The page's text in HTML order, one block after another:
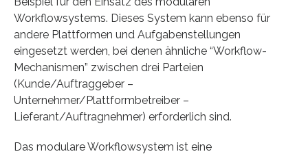
Workflowsystems. Dieses System kann ebenso für
andere Plattformen und Aufgabenstellungen
eingesetzt werden, bei denen ähnliche “Workflow-
Mechanismen” zwischen drei Parteien
(Kunde/Auftraggeber –
Unternehmer/Plattformbetreiber –
Lieferant/Auftragnehmer) erforderlich sind.
Das modulare Workflowsystem ist eine